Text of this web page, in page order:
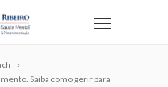
Saiba como gerir para